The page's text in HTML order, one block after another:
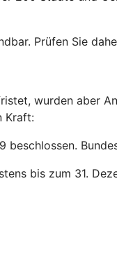
Prüfen Sie
wurden aber
Kraft:
bis zum 31.